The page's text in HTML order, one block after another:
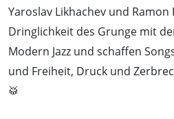
Yaroslav Likhachev und
Dringlichkeit des Grunge mit
Modern Jazz und schaffen
und Freiheit, Druck und
🥁